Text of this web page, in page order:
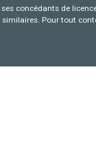
concédants de
Pour tout